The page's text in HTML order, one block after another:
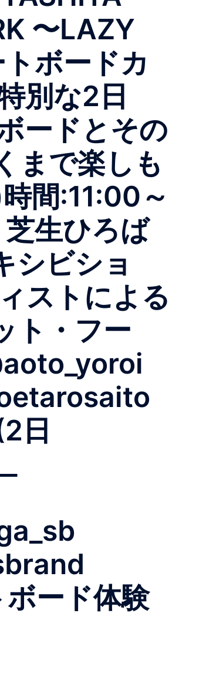
〜LAZY
ボードカ
別な2日
ードとその
まで楽しも
間:11:00～
生ひろば
シビショ
ストによる
ト・フー
日
ード体験